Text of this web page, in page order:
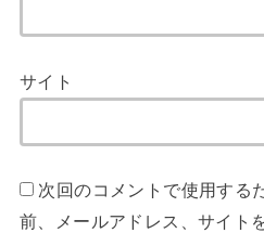
サイト
次回のコメントで使用する
前、メールアドレス、サイト